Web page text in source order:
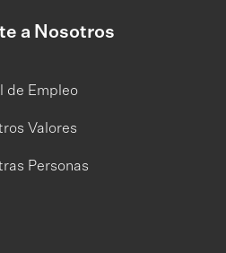
a Nosotros
de Empleo
Valores
Personas